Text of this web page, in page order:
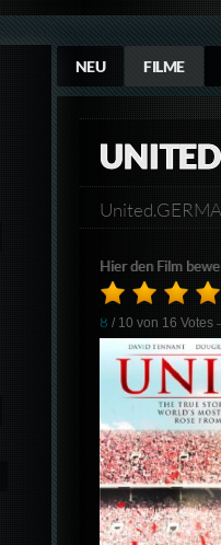
NEU FILME
UNITED
Hier den Film
8 / 10 von 16 Votes